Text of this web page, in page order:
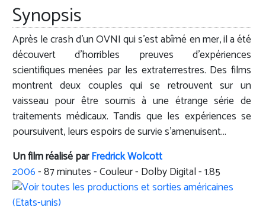
Synopsis
Après le crash d'un OVNI qui s'est abîmé en mer, il a été
découvert d'horribles preuves d'expériences
scientifiques menées par les extraterrestres. Des films
montrent deux couples qui se retrouvent sur un
vaisseau pour être soumis à une étrange série de
traitements médicaux. Tandis que les expériences se
poursuivent, leurs espoirs de survie s'amenuisent…
Un film réalisé parFredrick Wolcott
2006-87minutes - Couleur - Dolby Digital - 1.85